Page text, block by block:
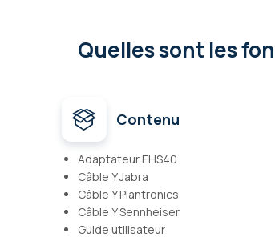
Quelles sont les
Contenu
Adaptateur EHS40
Câble Y Jabra
Câble Y Plantronics
Câble Y Sennheiser
Guide utilisateur